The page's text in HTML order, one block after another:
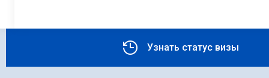
Узнать статус визы